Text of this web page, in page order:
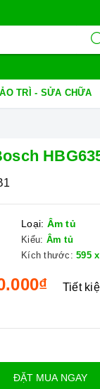
TRÌ - SỬA CHỮA
Loại: Âm tủ
Kiểu: Âm tủ
Kích thước: 595
Tiết
ĐẶT MUA NGAY